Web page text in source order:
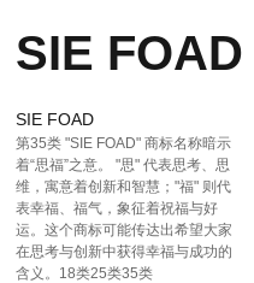
SIE FOAD
SIE FOAD
第35类 "SIE FOAD" 商标名称暗示
着“思福”之意。 "思" 代表思考、思
维，寓意着创新和智慧；"福" 则代
表幸福、福气，象征着祝福与好
运。这个商标可能传达出希望大家
在思考与创新中获得幸福与成功的
含义。18类25类35类